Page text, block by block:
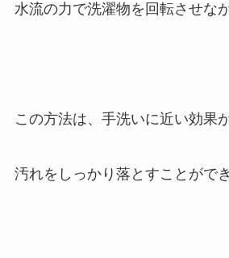
水流の力で洗濯物を回転させな
この方法は、手洗いに近い効果
汚れをしっかり落とすことができ